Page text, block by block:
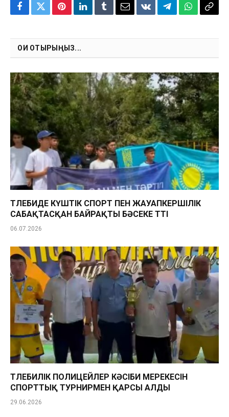
Facebook
TwitterPinterestLinkedInTumblrEmailVKontakte
TelegramWhatsApp
Copy
ОҚИ ОТЫРЫҢЫЗ...
ТӨЛЕБИДЕ КҮШТІК СПОРТ ПЕН ЖАУАПКЕРШІЛІК
САБАҚТАСҚАН БАЙРАҚТЫ БӘСЕКЕ ӨТТІ
06.07.2026
ТӨЛЕБИЛІК ПОЛИЦЕЙЛЕР КӘСІБИ МЕРЕКЕСІН
СПОРТТЫҚ ТУРНИРМЕН ҚАРСЫ АЛДЫ
29.06.2026